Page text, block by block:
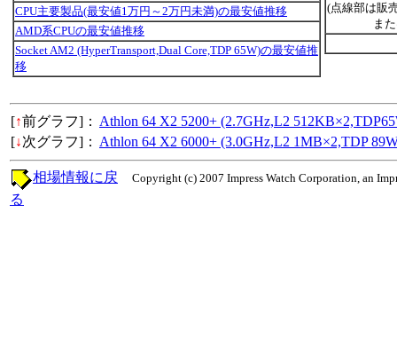
CPU主要製品(最安値1万円～2万円未満)の最安値推移
AMD系CPUの最安値推移
Socket AM2 (HyperTransport,Dual Core,TDP 65W)の最安値推
移
(点線部は販
ま
[↑前グラフ]： Athlon 64 X2 5200+ (2.7GHz,L2
[↓次グラフ]： Athlon 64 X2 6000+ (3.0GHz,L2 1MB×2,TDP
Copyright (c) 2007 Impress Watch Corporation, an
相場情報に戻
る